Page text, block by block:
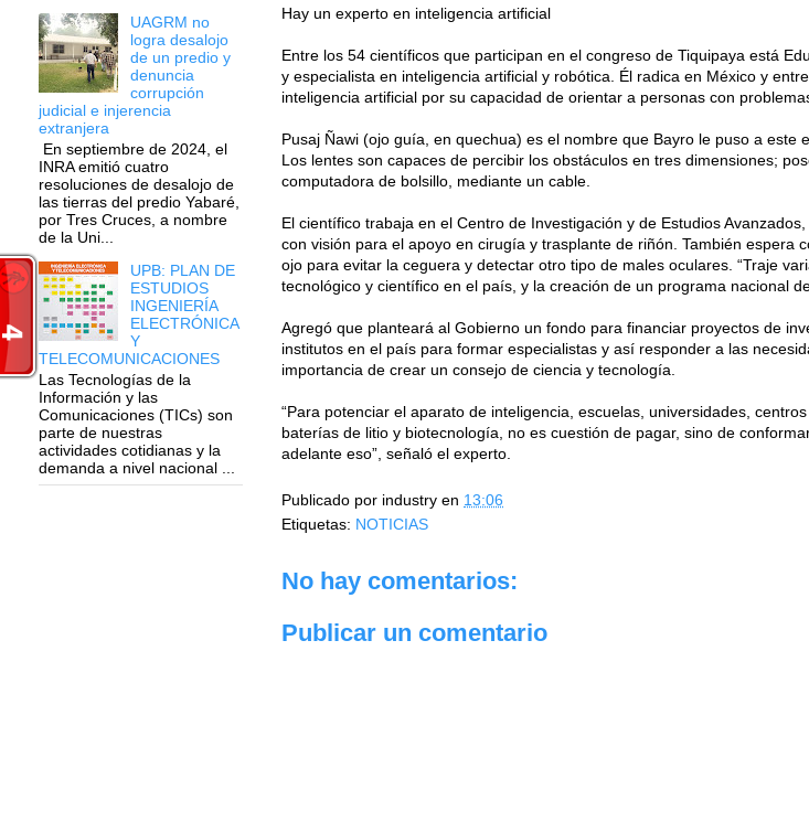
Hay un experto en inteligencia artificial
Entre los 54 científicos que participan en el congreso de Tiquipaya está
y especialista en inteligencia artificial y robótica. Él radica en México y
inteligencia artificial por su capacidad de orientar a personas con
Pusaj Ñawi (ojo guía, en quechua) es el nombre que Bayro le puso a este
Los lentes son capaces de percibir los obstáculos en tres dimensiones;
computadora de bolsillo, mediante un cable.
El científico trabaja en el Centro de Investigación y de Estudios
con visión para el apoyo en cirugía y trasplante de riñón. También espera
ojo para evitar la ceguera y detectar otro tipo de males oculares. “Traje
tecnológico y científico en el país, y la creación de un programa nacional
Agregó que planteará al Gobierno un fondo para financiar proyectos de
institutos en el país para formar especialistas y así responder a las
importancia de crear un consejo de ciencia y tecnología.
“Para potenciar el aparato de inteligencia, escuelas, universidades,
baterías de litio y biotecnología, no es cuestión de pagar, sino de
adelante eso”, señaló el experto.
Publicado por industry en 13:06
Etiquetas: NOTICIAS
No hay comentarios:
Publicar un comentario
UAGRM no
logra desalojo
de un predio y
denuncia
corrupción
judicial e injerencia
extranjera
En septiembre de 2024, el
INRA emitió cuatro
resoluciones de desalojo de
las tierras del predio Yabaré,
por Tres Cruces, a nombre
de la Uni...
UPB: PLAN DE
ESTUDIOS
INGENIERÍA
ELECTRÓNICA
Y
TELECOMUNICACIONES
Las Tecnologías de la
Información y las
Comunicaciones (TICs) son
parte de nuestras
actividades cotidianas y la
demanda a nivel nacional ...